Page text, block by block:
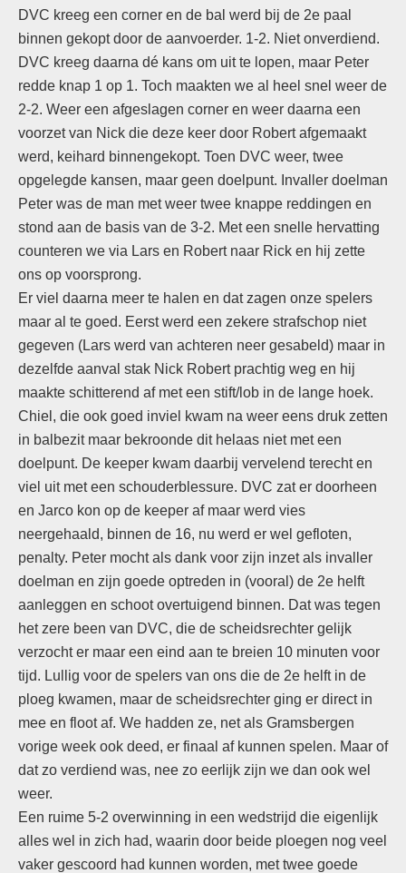
DVC kreeg een corner en de bal werd bij de 2e paal
binnen gekopt door de aanvoerder. 1-2. Niet onverdiend.
DVC kreeg daarna dé kans om uit te lopen, maar Peter
redde knap 1 op 1. Toch maakten we al heel snel weer de
2-2. Weer een afgeslagen corner en weer daarna een
voorzet van Nick die deze keer door Robert afgemaakt
werd, keihard binnengekopt. Toen DVC weer, twee
opgelegde kansen, maar geen doelpunt. Invaller doelman
Peter was de man met weer twee knappe reddingen en
stond aan de basis van de 3-2. Met een snelle hervatting
counteren we via Lars en Robert naar Rick en hij zette
ons op voorsprong.
Er viel daarna meer te halen en dat zagen onze spelers
maar al te goed. Eerst werd een zekere strafschop niet
gegeven (Lars werd van achteren neer gesabeld) maar in
dezelfde aanval stak Nick Robert prachtig weg en hij
maakte schitterend af met een stift/lob in de lange hoek.
Chiel, die ook goed inviel kwam na weer eens druk zetten
in balbezit maar bekroonde dit helaas niet met een
doelpunt. De keeper kwam daarbij vervelend terecht en
viel uit met een schouderblessure. DVC zat er doorheen
en Jarco kon op de keeper af maar werd vies
neergehaald, binnen de 16, nu werd er wel gefloten,
penalty. Peter mocht als dank voor zijn inzet als invaller
doelman en zijn goede optreden in (vooral) de 2e helft
aanleggen en schoot overtuigend binnen. Dat was tegen
het zere been van DVC, die de scheidsrechter gelijk
verzocht er maar een eind aan te breien 10 minuten voor
tijd. Lullig voor de spelers van ons die de 2e helft in de
ploeg kwamen, maar de scheidsrechter ging er direct in
mee en floot af. We hadden ze, net als Gramsbergen
vorige week ook deed, er finaal af kunnen spelen. Maar of
dat zo verdiend was, nee zo eerlijk zijn we dan ook wel
weer.
Een ruime 5-2 overwinning in een wedstrijd die eigenlijk
alles wel in zich had, waarin door beide ploegen nog veel
vaker gescoord had kunnen worden, met twee goede